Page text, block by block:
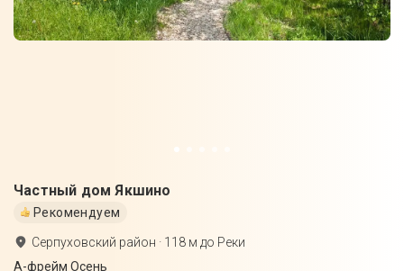
Частный дом Якшино
Рекомендуем
Серпуховский район · 118 м до Реки
А-фрейм Осень